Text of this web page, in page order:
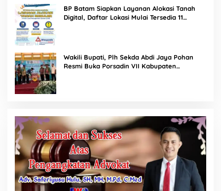
BP Batam Siapkan Layanan Alokasi Tanah
Digital, Daftar Lokasi Mulai Tersedia 11
Wakili Bupati, Plh Sekda Abdi Jaya Pohan
Resmi Buka Porsadin VII Kabupaten